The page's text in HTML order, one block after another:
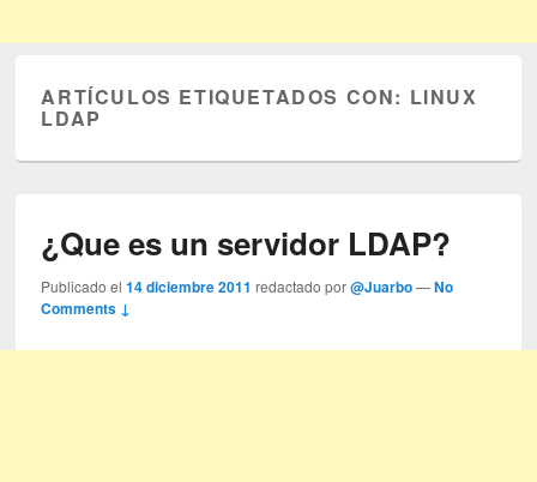
ARTÍCULOS ETIQUETADOS CON: LINUX
LDAP
¿Que es un servidor LDAP?
Publicado el14 diciembre 2011 redactado por@Juarbo —No
Comments ↓